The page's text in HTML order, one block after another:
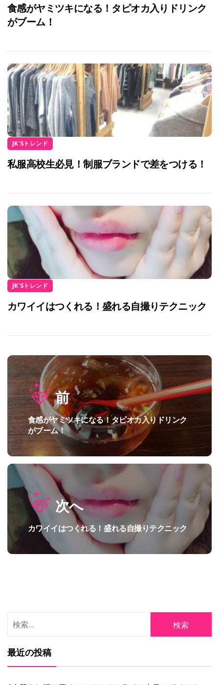
食感がヤミツキになる！タピオカ入りドリンク
がブーム！
JK'Sトレンド
私服高校生必見！制服ブランドで差をつける！
JK'Sトレンド
カワイイはつくれる！盛れる自撮りテクニック
投
稿
ナ
ビ
ゲ
ー
シ
ン
前
過
去
の
投
稿:
食感がヤミツキになる！タピオカ入りドリンク
がブーム！
次へ
次
投
カワイイはつくれる！盛れる自撮りテクニック
索:
最近の投稿